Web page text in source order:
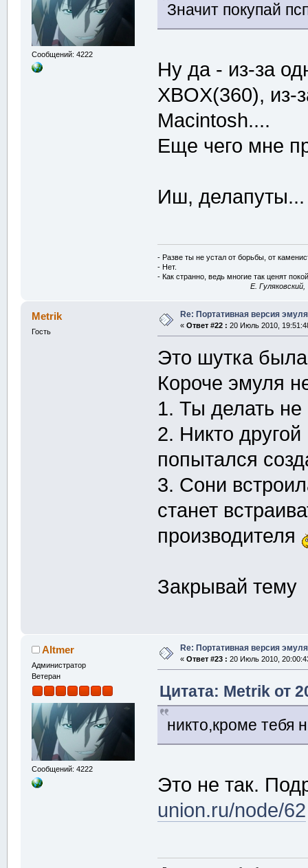
Сообщений: 4222
Значит покупай
Ну да - из-за
XBOX(360), из-
Macintosh....
Еще чего мне
Иш, делапуты...
- Разве ты не устал от борьбы, от
- Нет.
- Как странно, ведь многие так ценят
E.
Metrik
Гость
Re: Портативная версия
« Ответ #22 : 20 Июль 2010,
Это шутка
Короче эмуля
1. Ты делать не
2. Никто
попытался
3. Сони
станет
производителя
Закрывай тему
Altmer
Администратор
Ветеран
Сообщений: 4222
Re: Портативная версия
« Ответ #23 : 20 Июль 2010,
Цитата: Metrik от
никто,кроме тебя
Это не так.
union.ru/node/62